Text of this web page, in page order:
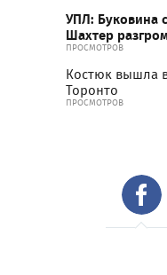
УПЛ: Буковина
Шахтер
ПРОСМОТРОВ
Костюк вышла
Торонто
ПРОСМОТРОВ